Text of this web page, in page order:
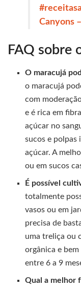
Canyons
FAQ sobre
O maracujá
o maracujá
com
e é rica em
açúcar no
sucos e polpas
açúcar. A
ou em sucos
É possível
totalmente
vasos ou em
precisa de
uma treliça ou
orgânica e
entre 6 a 9
Qual a melhor